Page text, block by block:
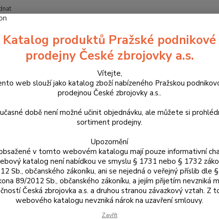
Hledat
Látková pouzdra
SP-01 model 212-2 LEVÉ
nylonové pouzdro DASTA
212-2 LEVÉ
Toto
vnitřní
se o
10F/
Katalog produktů Pražské podnikové
prodejny České zbrojovky a.s.
Vítejte,
web slouží jako katalog zboží nabízeného Pražskou
prodejnou České zbrojovky a.s..
době není možné učinit objednávku, ale můžete si
sortiment prodejny.
Upozornění
v tomto webovém katalogu mají pouze informativní
katalog není nabídkou ve smyslu § 1731 nebo § 1732
Sb., občanského zákoníku, ani se nejedná o veřejný příslib dle
89/2012 Sb., občanského zákoníku, a jejím přijetím nevzniká
Česká zbrojovka a.s. a druhou stranou závazkový vztah. Z
webového katalogu nevzniká nárok na uzavření smlouvy.
Zavřít